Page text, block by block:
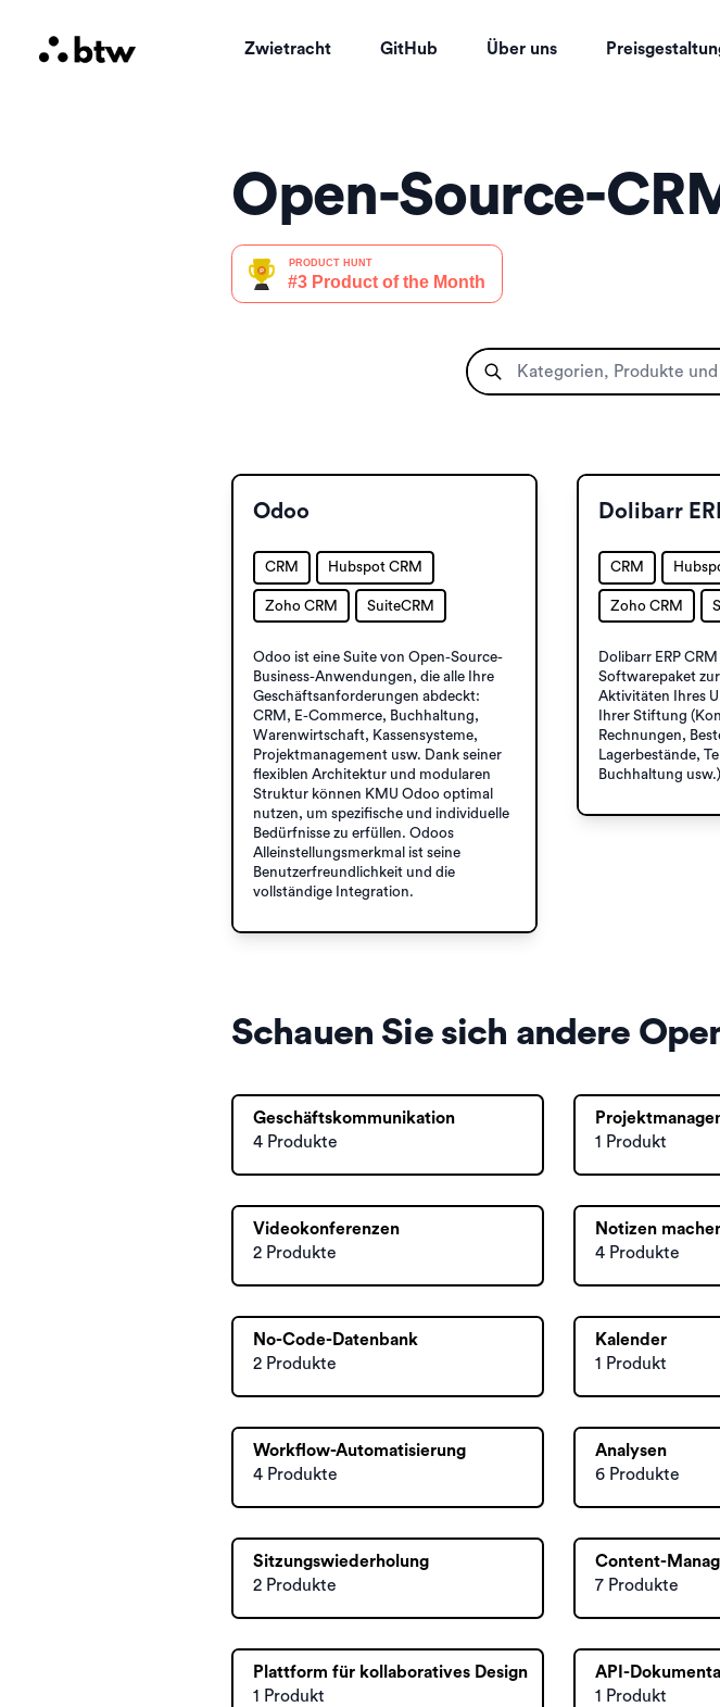
Über uns
GitHub
Zwietracht
Open-Source-
Odoo
CRM Hubspot CRM
Zoho CRM SuiteCRM
Odoo ist eine Suite von Open-Source-
Business-Anwendungen, die alle Ihre
Geschäftsanforderungen abdeckt:
CRM, E-Commerce, Buchhaltung,
Warenwirtschaft, Kassensysteme,
Projektmanagement usw. Dank seiner
flexiblen Architektur und modularen
Struktur können KMU Odoo optimal
nutzen, um spezifische und individuelle
Bedürfnisse zu erfüllen. Odoos
Alleinstellungsmerkmal ist seine
Benutzerfreundlichkeit und die
vollständige Integration.
Dolibarr
CRM
Zoho CRM
Dolibarr ERP
Softwarepaket
Aktivitäten Ihres
Ihrer Stiftung
Rechnungen,
Lagerbestände,
Buchhaltung
Schauen Sie sich andere
Geschäftskommunikation
4 Produkte
1 Produkt
Videokonferenzen
2 Produkte
Notizen
4 Produkte
No-Code-Datenbank
2 Produkte
Kalender
1 Produkt
Workflow-Automatisierung
4 Produkte
Analysen
6 Produkte
Sitzungswiederholung
2 Produkte
Content-
7 Produkte
Plattform für kollaboratives Design
1 Produkt
API-
1 Produkt